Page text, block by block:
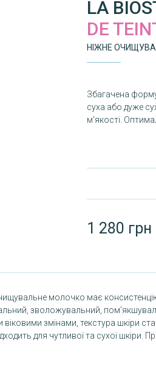
LA
DE
НІЖНЕ
Збагачена
суха або дуже
м'якості.
1 280 грн
молочко має
зволожувальний,
змінами, текстура шкіри
для чутливої та сухої шкіри.